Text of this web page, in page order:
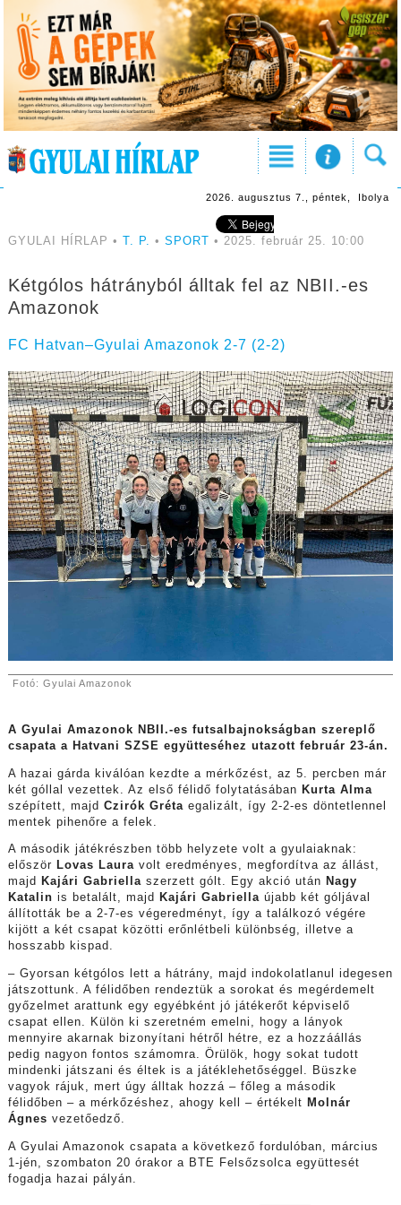
2026. augusztus 7., péntek, Ibolya
GYULAI HÍRLAP • T. P. • SPORT • 2025. február 25. 10:00
Kétgólos hátrányból álltak fel az NBII.-es
Amazonok
FC Hatvan–Gyulai Amazonok 2-7 (2-2)
Fotó: Gyulai Amazonok
A Gyulai Amazonok NBII.-es futsalbajnokságban szereplő
csapata a Hatvani SZSE együtteséhez utazott február 23-án.
A hazai gárda kiválóan kezdte a mérkőzést, az 5. percben már
két góllal vezettek. Az első félidő folytatásában Kurta Alma
szépített, majd Czirók Gréta egalizált, így 2-2-es döntetlennel
mentek pihenőre a felek.
A második játékrészben több helyzete volt a gyulaiaknak:
először Lovas Lauravolt eredményes, megfordítva az állást,
majd
Kajári Gabriellaszerzett gólt. Egy akció után Nagy
Katalin is betalált, majd Kajári Gabriellaújabb két góljával
állították be a 2-7-es végeredményt, így a találkozó végére
kijött a két csapat közötti erőnlétbeli különbség, illetve a
hosszabb kispad.
– Gyorsan kétgólos lett a hátrány, majd indokolatlanul idegesen
játszottunk. A félidőben rendeztük a sorokat és megérdemelt
győzelmet arattunk egy egyébként jó játékerőt képviselő
csapat ellen. Külön ki szeretném emelni, hogy a lányok
mennyire akarnak bizonyítani hétről hétre, ez a hozzáállás
pedig nagyon fontos számomra. Örülök, hogy sokat tudott
mindenki játszani és éltek is a játéklehetőséggel. Büszke
vagyok rájuk, mert úgy álltak hozzá – főleg a második
félidőben – a mérkőzéshez, ahogy kell – értékelt Molnár
Ágnes vezetőedző.
A Gyulai Amazonok csapata a következő fordulóban, március
1-jén, szombaton 20 órakor a BTE Felsőzsolca együttesét
fogadja hazai pályán.